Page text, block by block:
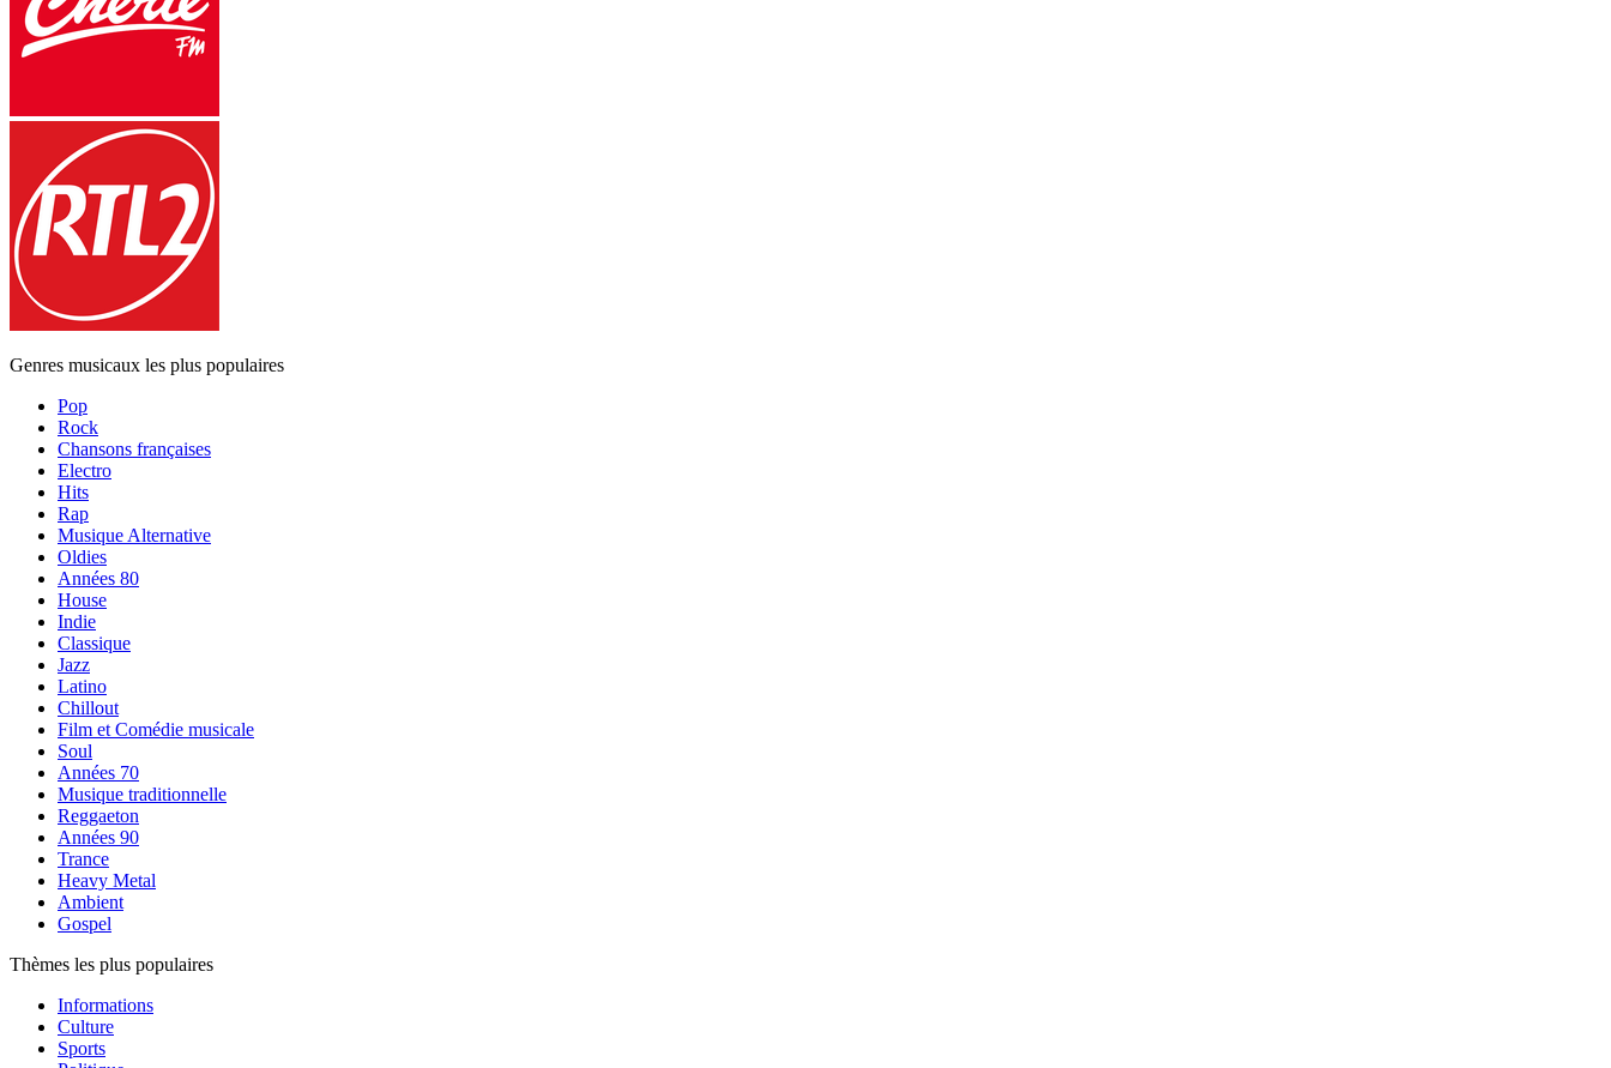
Genres musicaux les plus populaires
Pop
Rock
Chansons françaises
Electro
Hits
Rap
Musique Alternative
Oldies
Années 80
House
Indie
Classique
Jazz
Latino
Chillout
Film et Comédie musicale
Soul
Années 70
Musique traditionnelle
Reggaeton
Années 90
Trance
Heavy Metal
Ambient
Gospel
Thèmes les plus populaires
Informations
Culture
Sports